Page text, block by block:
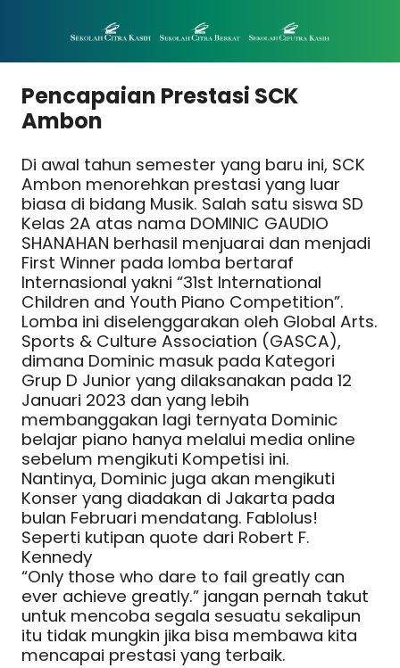
Pencapaian Prestasi SCK
Ambon
Di awal tahun semester yang baru ini, SCK
Ambon menorehkan prestasi yang luar
biasa di bidang Musik. Salah satu siswa SD
Kelas 2A atas nama DOMINIC GAUDIO
SHANAHAN berhasil menjuarai dan menjadi
First Winner pada lomba bertaraf
Internasional yakni “31st International
Children and Youth Piano Competition”.
Lomba ini diselenggarakan oleh Global Arts.
Sports & Culture Association (GASCA),
dimana Dominic masuk pada Kategori
Grup D Junior yang dilaksanakan pada 12
Januari 2023 dan yang lebih
membanggakan lagi ternyata Dominic
belajar piano hanya melalui media online
sebelum mengikuti Kompetisi ini.
Nantinya, Dominic juga akan mengikuti
Konser yang diadakan di Jakarta pada
bulan Februari mendatang. Fablolus!
Seperti kutipan quote dari Robert F.
Kennedy
“Only those who dare to fail greatly can
ever achieve greatly.” jangan pernah takut
untuk mencoba segala sesuatu sekalipun
itu tidak mungkin jika bisa membawa kita
mencapai prestasi yang terbaik.